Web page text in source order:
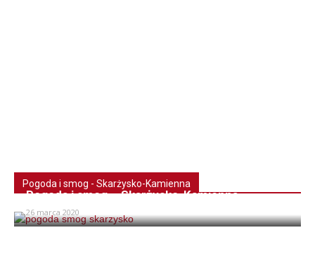
Pogoda i smog - Skarżysko-Kamienna
Pogoda i smog – Skarżysko-Kamienna
26 marca 2020